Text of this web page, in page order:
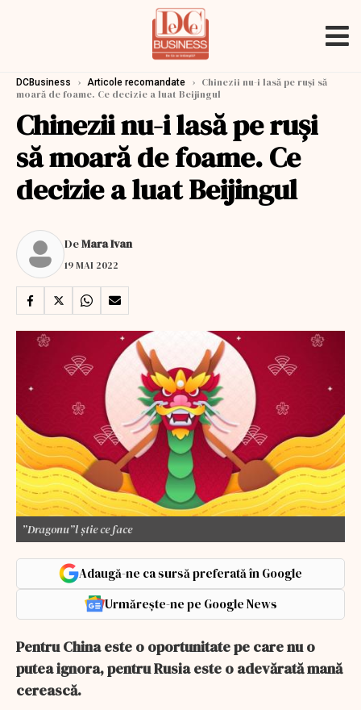
DCBusiness › Articole recomandate › Chinezii nu-i lasă pe ruși să
moară de foame. Ce decizie a luat Beijingul
Chinezii nu-i lasă pe ruși
să moară de foame. Ce
decizie a luat Beijingul
DeMara Ivan
19 MAI 2022
”Dragonu”l știe ce face
Adaugă-ne ca sursă preferată în Google
Urmărește-ne pe Google News
Pentru China este o oportunitate pe care nu o
putea ignora, pentru Rusia este o adevărată mană
cerească.